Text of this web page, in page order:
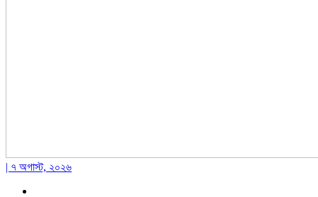
| ৭ অগাস্ট, ২০২৬